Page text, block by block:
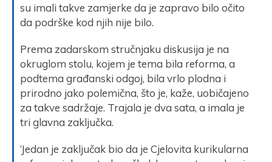
su imali takve zamjerke da je zapravo bilo očito
da podrške kod njih nije bilo.
Prema zadarskom stručnjaku diskusija je na
okruglom stolu, kojem je tema bila reforma, a
podtema građanski odgoj, bila vrlo plodna i
prirodno jako polemična, što je, kaže, uobičajeno
za takve sadržaje. Trajala je dva sata, a imala je
tri glavna zaključka.
‘Jedan je zaključak bio da je Cjelovita kurikularna